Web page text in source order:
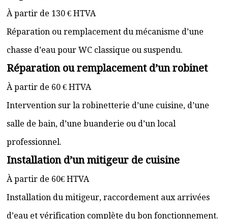
À partir de 130 € HTVA
Réparation ou remplacement du mécanisme d’une
chasse d’eau pour WC classique ou suspendu.
Réparation ou remplacement d’un robinet
À partir de 60 € HTVA
Intervention sur la robinetterie d’une cuisine, d’une
salle de bain, d’une buanderie ou d’un local
professionnel.
Installation d’un mitigeur de cuisine
À partir de 60€ HTVA
Installation du mitigeur, raccordement aux arrivées
d’eau et vérification complète du bon fonctionnement.